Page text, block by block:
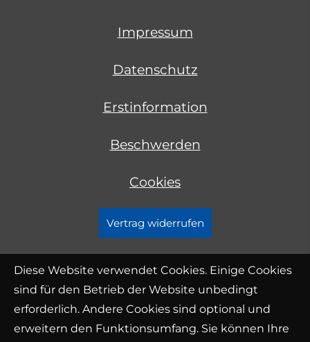
Impressum
Datenschutz
Erstinformation
Beschwerden
Cookies
Vertrag widerrufen
Diese Website verwendet Cookies. Einige Cookies
sind für den Betrieb der Website unbedingt
erforderlich. Andere Cookies sind optional und
erweitern den Funktionsumfang. Sie können Ihre